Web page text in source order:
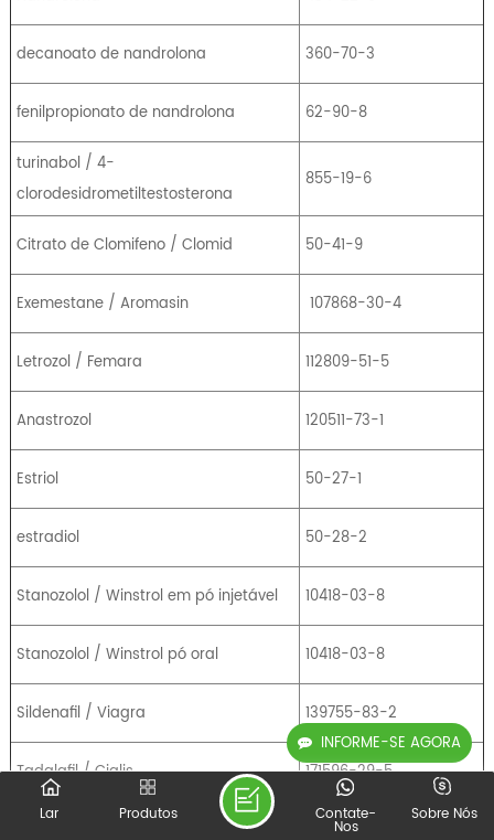
INFORME-SE AGORA
decanoato de nandrolona 360-70-3
fenilpropionato de nandrolona 62-90-8
turinabol / 4-
clorodesidrometiltestosterona
855-19-6
Citrato de Clomifeno / Clomid 50-41-9
Exemestane / Aromasin 107868-30-4
Letrozol / Femara 112809-51-5
Anastrozol 120511-73-1
Estriol 50-27-1
estradiol 50-28-2
Stanozolol / Winstrol em pó injetável 10418-03-8
Stanozolol / Winstrol pó oral 10418-03-8
Sildenafil / Viagra 139755-83-2
Tadalafil / Cialis 171596-29-5
3381-88-2
Lar Produtos Sobre Nós
Contate-
Nos